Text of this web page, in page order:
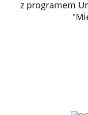
z programem